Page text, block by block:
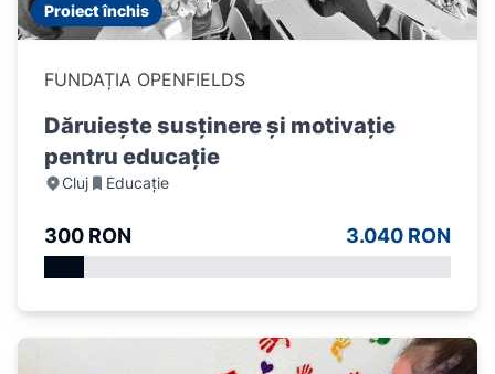
Proiect închis
FUNDAȚIA OPENFIELDS
Dăruiește susținere și motivație
pentru educație
Cluj Educație
300 RON 3.040 RON